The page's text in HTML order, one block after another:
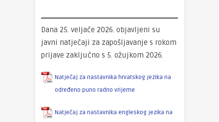
Dana 25. veljače 2026. objavljeni su
javni natječaji za zapošljavanje s rokom
prijave zaključno s 5. ožujkom 2026.
Natječaj za nastavnika hrvatskog jezika na
određeno puno radno vrijeme
Natječaj za nastavnika engleskog jezika na